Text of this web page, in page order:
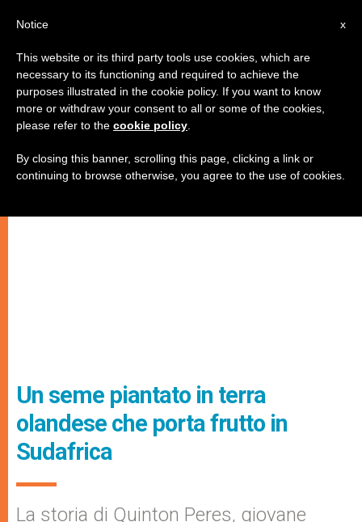
Un seme piantato in terra
olandese che porta frutto in
Sudafrica
La storia di Quinton Peres, giovane
x
Notice
This website or its third party tools use cookies, which are
necessary to its functioning and required to achieve the
purposes illustrated in the cookie policy. If you want to know
more or withdraw your consent to all or some of the cookies,
please refer to the cookie policy
By closing this banner, scrolling this page, clicking a link or
continuing to browse otherwise, you agree to the use of cookies.